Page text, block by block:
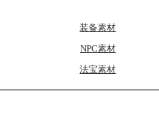
装备素材
NPC素材
法宝素材